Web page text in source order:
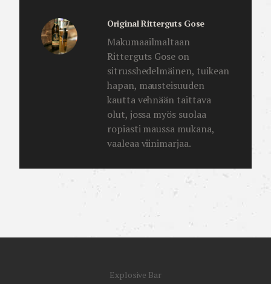
Original Ritterguts Gose
Makumaailmaltaan
Ritterguts Gose on
sitrusshedelmäinen, tuikean
hapan, mausteisuuden
kautta vehnään taittava
olut, jossa myös suolaa
ropiasti maussa mukana,
vaaleaa viinimarjaa.
Explosive Bar